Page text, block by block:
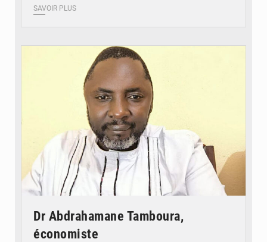
SAVOIR PLUS
Dr Abdrahamane Tamboura,
économiste